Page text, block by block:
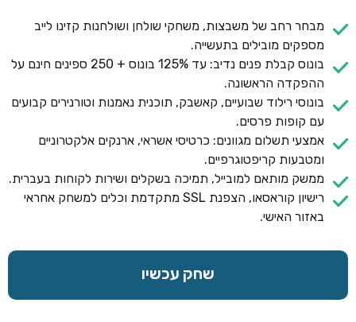
מבחר רחב של משבצות, משחקי שולחן ושולחנות קזינו לייב
מספקים מובילים בתעשייה.
בונוס קבלת פנים נדיב: עד 125% בונוס + 250 ספינים חינם על
ההפקדה הראשונה.
בונוסי רילוד שבועיים, קאשבק, תוכנית נאמנות וטורנירים קבועים
עם קופות פרסים.
אמצעי תשלום מגוונים: כרטיסי אשראי, ארנקים אלקטרוניים
ומטבעות קריפטוגרפיים.
ממשק מותאם למובייל, תמיכה בשקלים ושירות לקוחות בעברית.
רישיון קוראסאו, הצפנת SSL מתקדמת וכלים למשחק אחראי
באזור האישי.
שחק עכשיו